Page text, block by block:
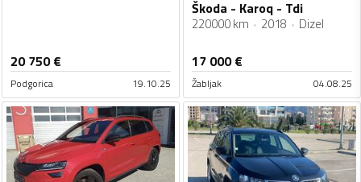
20 750€
Podgorica 19.10.25
Škoda - Karoq - Tdi
220000 km 2018 Dizel
17 000€
Žabljak 04.08.25